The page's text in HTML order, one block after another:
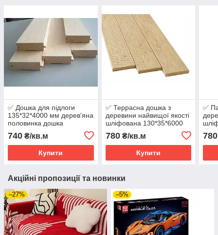
✅ Дошка для підлоги
135*32*4000 мм дерев'яна
половинка дошка
740 ₴/кв.м
Купити
✅ Террасна дошка з
деревини найвищої якості
шліфована 130*35*6000
мм, пиломатеріал, дошка,
смерека
780₴/кв.м
Купити
✅
780
Акційні пропозиції та новинки
–27% –5%